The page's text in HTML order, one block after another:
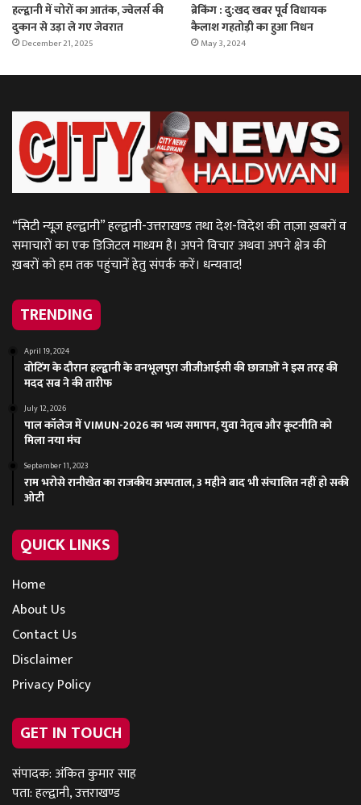
हल्द्वानी में चोरों का आतंक, ज्वेलर्स की
दुकान से उड़ा ले गए जेवरात
December 21, 2025
ब्रेकिंग : दु:खद खबर पूर्व विधायक
कैलाश गहतोड़ी का हुआ निधन
May 3, 2024
“सिटी न्यूज़ हल्द्वानी” हल्द्वानी-उत्तराखण्ड तथा देश-विदेश की ताज़ा ख़बरों व
समाचारों का एक डिजिटल माध्यम है। अपने विचार अथवा अपने क्षेत्र की
ख़बरों को हम तक पहुंचानें हेतु संपर्क करें। धन्यवाद!
TRENDING
April 19, 2024
वोटिंग के दौरान हल्द्वानी के वनभूलपुरा जीजीआईसी की छात्राओं ने इस तरह की
मदद सब ने की तारीफ
July 12, 2026
पाल कॉलेज में VIMUN-2026 का भव्य समापन, युवा नेतृत्व और कूटनीति को
मिला नया मंच
September 11, 2023
राम भरोसे रानीखेत का राजकीय अस्पताल, 3 महीने बाद भी संचालित नहीं हो सकी
ओटी
QUICK LINKS
Home
About Us
Contact Us
Disclaimer
Privacy Policy
GET IN TOUCH
संपादक: अंकित कुमार साह
पता: हल्द्वानी, उत्तराखण्ड